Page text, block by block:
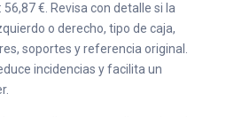
€. Revisa con detalle si la
o derecho, tipo de caja,
soportes y referencia original.
incidencias y facilita un